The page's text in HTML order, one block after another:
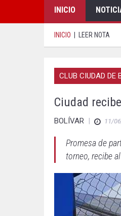
INICIO
INICIO LEER NOTA
CLUB CIUDAD DE
Ciudad
BOLÍVAR | 11/
Promesa de
torneo, recibe